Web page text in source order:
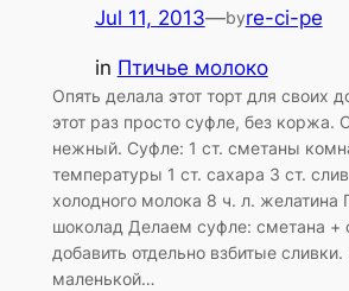
Jul 11, 2013—byre-ci-pe
in Птичье молоко
Опять делала этот торт для своих
этот раз просто суфле, без коржа.
нежный. Суфле: 1 ст. сметаны
температуры 1 ст. сахара 3 ст.
холодного молока 8 ч. л. желатина
шоколад Делаем суфле: сметана +
добавить отдельно взбитые
маленькой…